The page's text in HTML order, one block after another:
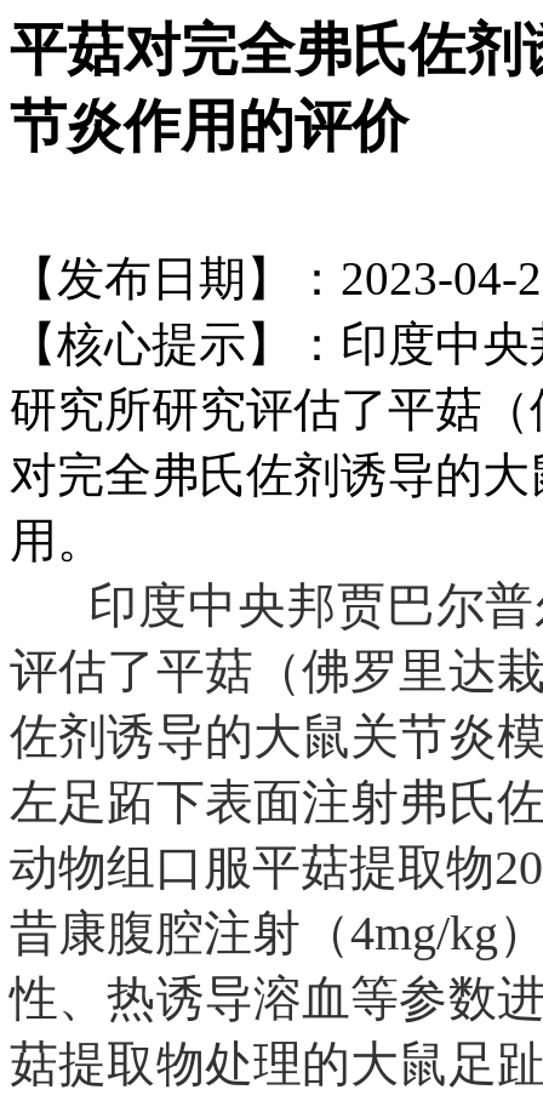
平菇对完全弗氏佐
节炎作用的评价
【发布日期】：2023-04-
【核心提示】：印度中
研究所研究评估了平菇
对完全弗氏佐剂诱导的
用。
印度中央邦贾巴尔普
评估了平菇（佛罗里达
佐剂诱导的大鼠关节炎
左足跖下表面注射弗氏
动物组口服平菇提取物
昔康腹腔注射（4mg/kg
性、热诱导溶血等参数
菇提取物处理的大鼠足